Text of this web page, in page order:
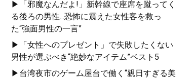
▶「邪魔なんだよ!」新幹線で座席を蹴ってく
る後ろの男性...恐怖に震えた女性客を救っ
た“強面男性の一言”
▶「女性へのプレゼント」で失敗したくない
男性が選ぶべき“絶妙なアイテム”ベスト5
▶台湾夜市のゲーム屋台で働く“親日すぎる美